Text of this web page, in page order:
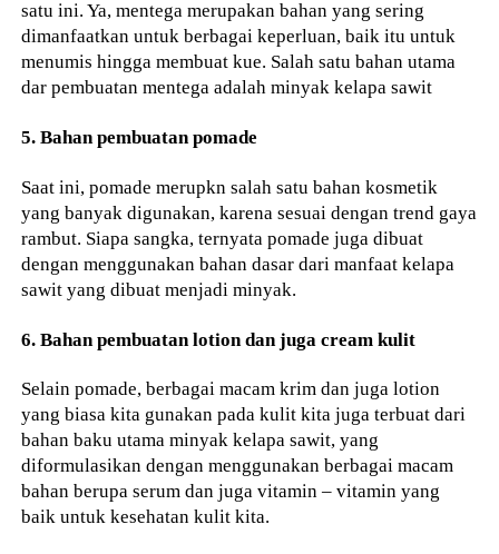
satu ini. Ya, mentega merupakan bahan yang sering
dimanfaatkan untuk berbagai keperluan, baik itu untuk
menumis hingga membuat kue. Salah satu bahan utama
dar pembuatan mentega adalah minyak kelapa sawit
5. Bahan pembuatan pomade
Saat ini, pomade merupkn salah satu bahan kosmetik
yang banyak digunakan, karena sesuai dengan trend gaya
rambut. Siapa sangka, ternyata pomade juga dibuat
dengan menggunakan bahan dasar dari manfaat kelapa
sawit yang dibuat menjadi minyak.
6. Bahan pembuatan lotion dan juga cream kulit
Selain pomade, berbagai macam krim dan juga lotion
yang biasa kita gunakan pada kulit kita juga terbuat dari
bahan baku utama minyak kelapa sawit, yang
diformulasikan dengan menggunakan berbagai macam
bahan berupa serum dan juga vitamin – vitamin yang
baik untuk kesehatan kulit kita.